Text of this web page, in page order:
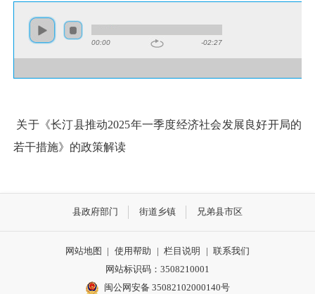
00:00 -02:27
关于《长汀县推动2025年一季度经济社会发展良好开局的
若干措施》的政策解读
县政府部门 街道乡镇 兄弟县市区
网站地图 | 使用帮助 | 栏目说明 | 联系我们
网站标识码：3508210001
闽公网安备 35082102000140号